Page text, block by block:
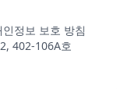
인정보 보호 방침
402-106A호